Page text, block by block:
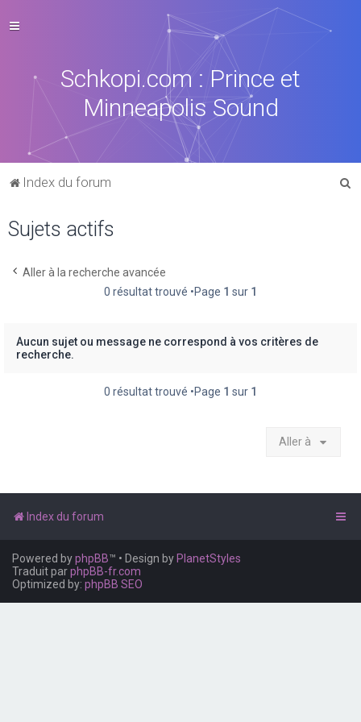
Schkopi.com : Prince et
Minneapolis Sound
Index du forum
Sujets actifs
Aller à la recherche avancée
0 résultat trouvé •Page 1 sur 1
Aucun sujet ou message ne correspond à vos critères de
recherche.
0 résultat trouvé •Page 1 sur 1
Aller à
Index du forum
Powered byphpBB™ • Design by PlanetStyles
Traduit parphpBB-fr.com
Optimized by: phpBB SEO